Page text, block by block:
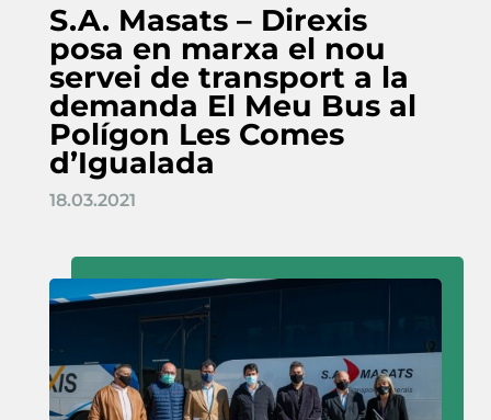
S.A. Masats – Direxis
posa en marxa el nou
servei de transport a la
demanda El Meu Bus al
Polígon Les Comes
d’Igualada
18.03.2021